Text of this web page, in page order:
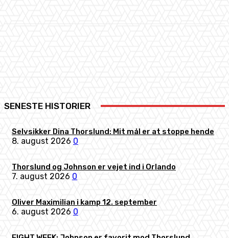
SENESTE HISTORIER
Selvsikker Dina Thorslund: Mit mål er at stoppe hende
8. august 2026 0
Thorslund og Johnson er vejet ind i Orlando
7. august 2026 0
Oliver Maximilian i kamp 12. september
6. august 2026 0